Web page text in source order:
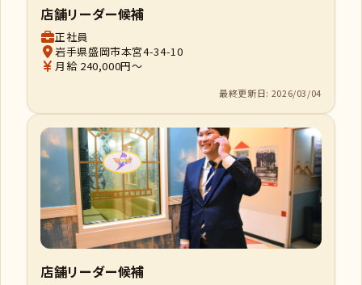
店舗リーダー候補
正社員
岩手県盛岡市本宮4-34-10
月給 240,000円～
最終更新日: 2026/03/04
店舗リーダー候補